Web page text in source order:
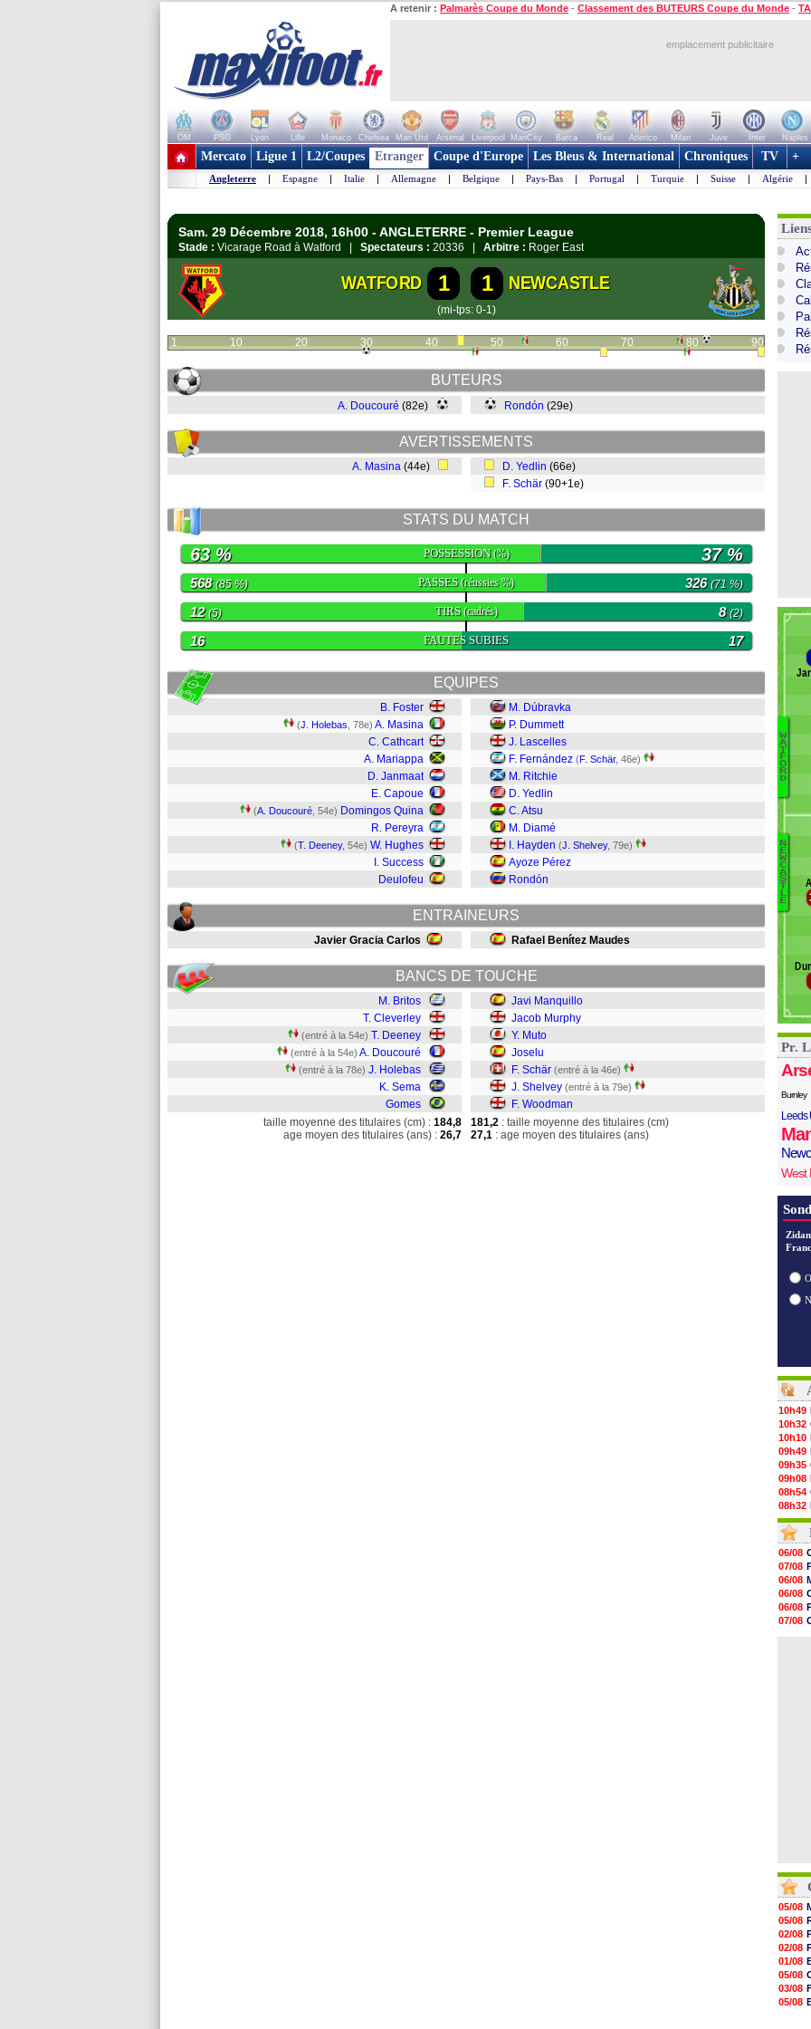
A retenir : Palmarès Coupe du Monde - Classement des BUTEURS Coupe du Monde -
emplacement publicitaire
OM PSG Lyon Lille Monaco Chelsea Man Utd Arsenal Liverpool ManCity Barca Real Atletico Milan Juve Inter Naples
+ de clubs
Mercato Ligue 1 L2/Coupes Etranger Coupe d'Europe Les Bleus & International Chroniques TV +
Angleterre | Espagne | Italie | Allemagne | Belgique | Pays-Bas | Portugal | Turquie | Suisse | Algérie |
Sam. 29 Décembre 2018, 16h00 - ANGLETERRE - Premier League
Stade : Vicarage Road à Watford | Spectateurs : 20336 | Arbitre : Roger East
WATFORD 1 1 NEWCASTLE
(mi-tps: 0-1)
1 10 20 30 40 50 60 70 80 90
BUTEURS
A. Doucouré (82e) Rondón (29e)
AVERTISSEMENTS
A. Masina (44e) D. Yedlin (66e)
F. Schär (90+1e)
STATS DU MATCH
POSSESSION(%)
63 % 37 %
PASSES(réussies %)
568(85 %) 326(71 %)
TIRS(cadrés)
12(5) 8(2)
FAUTES SUBIES
16 17
EQUIPES
B. Foster
(J. Holebas , 78e) A. Masina
C. Cathcart
A. Mariappa
D. Janmaat
E. Capoue
(A. Doucouré , 54e) Domingos Quina
R. Pereyra
(T. Deeney, 54e) W. Hughes
I. Success
Deulofeu
M. Dúbravka
P. Dummett
J. Lascelles
F. Fernández (F. Schär, 46e)
M. Ritchie
D. Yedlin
C. Atsu
M. Diamé
I. Hayden (J. Shelvey, 79e)
Ayoze Pérez
Rondón
ENTRAINEURS
Javier Gracia Carlos Rafael Benítez Maudes
BANCS DE TOUCHE
M. Britos
T. Cleverley
(entré à la 54e) T. Deeney
(entré à la 54e) A. Doucouré
(entré à la 78e) J. Holebas
K. Sema
Gomes
Javi Manquillo
Jacob Murphy
Y. Muto
Joselu
F. Schär (entré à la 46e)
J. Shelvey (entré à la 79e)
F. Woodman
taille moyenne des titulaires (cm) : 184,8
age moyen des titulaires (ans) : 26,7
181,2 : taille moyenne des titulaires (cm)
27,1 : age moyen des titulaires (ans)
W
A
T
F
O
R
D
N
E
W
C
A
S
T
L
E
Pr.
Burnley
Leeds
West
10h49
10h32
10h10
09h49
09h35
09h08
08h54
08h32
07/08
07/08
07/08
07/08
07/08
07/08
07/08
07/08
07/08
06/08
07/08
06/08
06/08
06/08
07/08
05/08
05/08
02/08
02/08
01/08
05/08
03/08
05/08